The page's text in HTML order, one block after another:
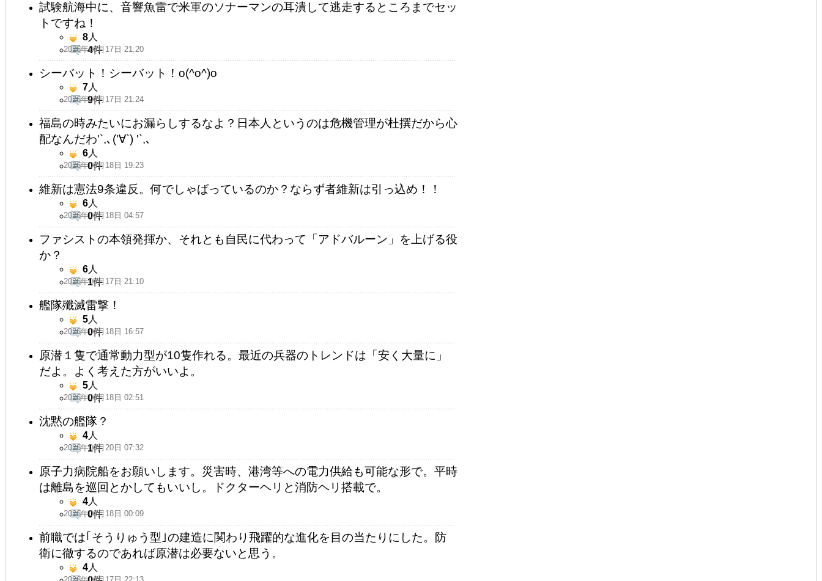
試験航海中に、音響魚雷で米軍のソナーマンの耳潰して逃走するところまでセッ
トですね！
2026年06月17日 21:20
8人
4件
シーバット！シーバット！o(^o^)o
2026年06月17日 21:24
7人
9件
福島の時みたいにお漏らしするなよ？日本人というのは危機管理が杜撰だから心
配なんだわ'`,､('∀`) '`,､
2026年06月18日 19:23
6人
0件
維新は憲法9条違反。何でしゃばっているのか？ならず者維新は引っ込め！！
2026年06月18日 04:57
6人
0件
ファシストの本領発揮か、それとも自民に代わって「アドバルーン」を上げる役
か？
2026年06月17日 21:10
6人
1件
艦隊殲滅雷撃！
2026年06月18日 16:57
5人
0件
原潜１隻で通常動力型が10隻作れる。最近の兵器のトレンドは「安く大量に」
だよ。よく考えた方がいいよ。
2026年06月18日 02:51
5人
0件
沈黙の艦隊？
2026年06月20日 07:32
4人
1件
原子力病院船をお願いします。災害時、港湾等への電力供給も可能な形で。平時
は離島を巡回とかしてもいいし。ドクターヘリと消防ヘリ搭載で。
2026年06月18日 00:09
4人
0件
前職では｢そうりゅう型｣の建造に関わり飛躍的な進化を目の当たりにした。防
衛に徹するのであれば原潜は必要ないと思う。
4人